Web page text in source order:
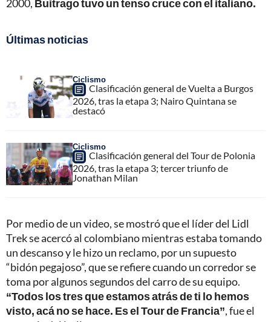
2000, Buitrago tuvo un tenso cruce con el italiano.
Últimas noticias
Ciclismo
Clasificación general de Vuelta a Burgos
2026, tras la etapa 3; Nairo Quintana se
destacó
Ciclismo
Clasificación general del Tour de Polonia
2026, tras la etapa 3; tercer triunfo de
Jonathan Milan
Por medio de un video, se mostró que el líder del Lidl
Trek se acercó al colombiano mientras estaba tomando
un descanso y le hizo un reclamo, por un supuesto
“bidón pegajoso”, que se refiere cuando un corredor se
toma por algunos segundos del carro de su equipo.
“Todos los tres que estamos atrás de ti lo hemos
visto, acá no se hace. Es el Tour de Francia”, fue el